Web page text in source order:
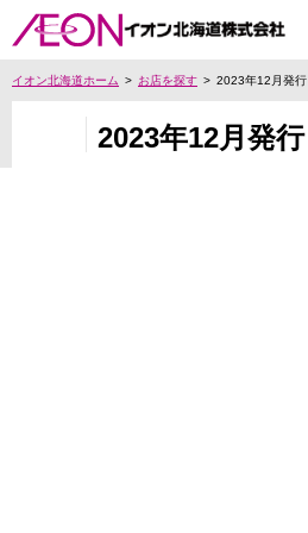
イオン北海道ホーム お店を探す 2023年12月発行
2023年12月発行